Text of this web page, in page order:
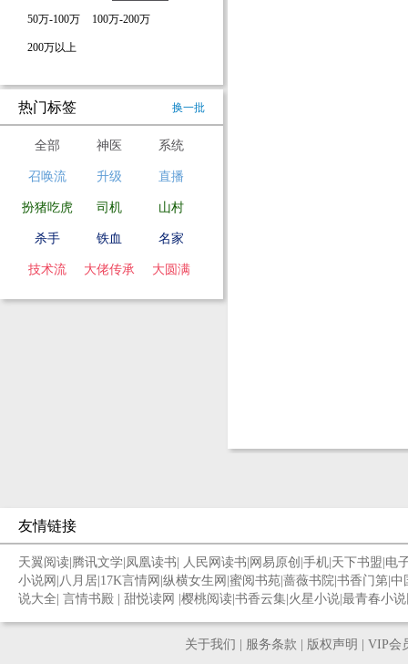
50万-100万 100万-200万
200万以上
热门标签 换一批
全部 神医 系统
召唤流 升级 直播
扮猪吃虎 司机 山村
杀手 铁血 名家
技术流 大佬传承 大圆满
友情链接
天翼阅读 腾讯文学 凤凰读书 人民网读书 网易原创 手机 天下书盟 电
小说网 八月居 17K言情网 纵横女生网 蜜阅书苑 蔷薇书院 书香门第 中
说大全 言情书殿 甜悦读网 樱桃阅读 书香云集 火星小说 最青春小
关于我们 服务条款 版权声明
VIP会